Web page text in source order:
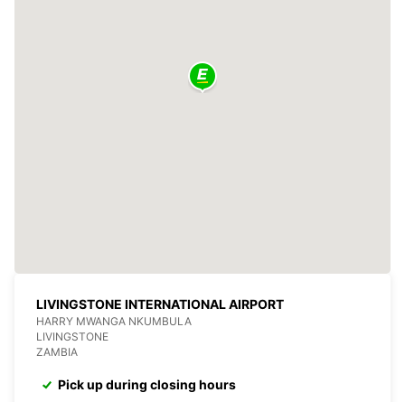
LIVINGSTONE INTERNATIONAL AIRPORT
HARRY MWANGA NKUMBULA
LIVINGSTONE
ZAMBIA
Pick up during closing hours